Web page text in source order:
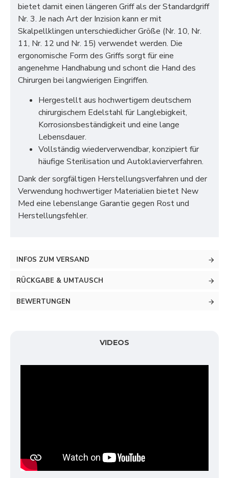
bietet damit einen längeren Griff als der Standardgriff
Nr. 3. Je nach Art der Inzision kann er mit
Skalpellklingen unterschiedlicher Größe (Nr. 10, Nr.
11, Nr. 12 und Nr. 15) verwendet werden. Die
ergonomische Form des Griffs sorgt für eine
angenehme Handhabung und schont die Hand des
Chirurgen bei langwierigen Eingriffen.
Hergestellt aus hochwertigem deutschem
chirurgischem Edelstahl für Langlebigkeit,
Korrosionsbeständigkeit und eine lange
Lebensdauer.
Vollständig wiederverwendbar, konzipiert für
häufige Sterilisation und Autoklavierverfahren.
Dank der sorgfältigen Herstellungsverfahren und der
Verwendung hochwertiger Materialien bietet New
Med eine lebenslange Garantie gegen Rost und
Herstellungsfehler.
INFOS ZUM VERSAND
RÜCKGABE & UMTAUSCH
BEWERTUNGEN
VIDEOS